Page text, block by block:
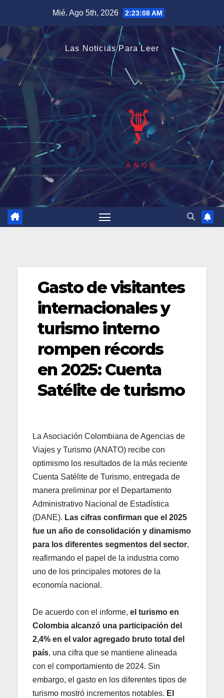
contenido
Mié. Ago 5th, 2026 2:23:09 AM
Las Noticias Para Leer
Gasto de visitantes
internacionales y
turismo interno
rompen récords
en 2025: Cuenta
Satélite de turismo
La Asociación Colombiana de Agencias de
Viajes y Turismo (ANATO) recibe con
optimismo los resultados de la más reciente
Cuenta Satélite de Turismo, entregada de
manera preliminar por el Departamento
Administrativo Nacional de Estadística
(DANE). Las cifras confirman que el 2025
fue un año de consolidación y dinamismo
para los diferentes segmentos del sector,
reafirmando el papel de la industria como
uno de los principales motores de la
economía nacional.
De acuerdo con el informe, el turismo en
Colombia alcanzó una participación del
2,4% en el valor agregado bruto total del
país, una cifra que se mantiene alineada
con el comportamiento de 2024. Sin
embargo, el gasto en los diferentes tipos de
turismo mostró incrementos notables. El